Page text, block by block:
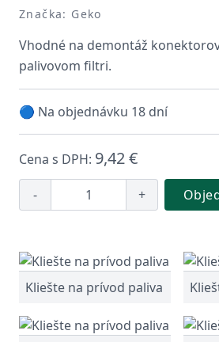
Značka: Geko
Vhodné na demontáž
palivovom filtri.
🔵 Na objednávku 18 dní
Cena s DPH: 9,42 €
- +
Kliešte na prívod paliva